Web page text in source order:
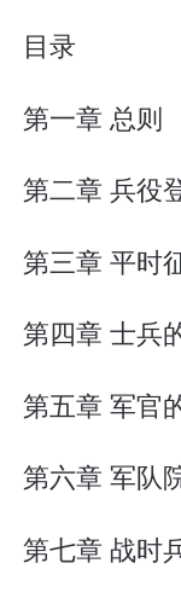
目录
第一章 总则
第二章 兵役
第三章 平时
第四章 士兵
第五章 军官
第六章 军队
第七章 战时